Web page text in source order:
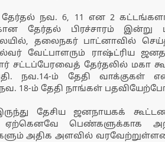
நவ. 6, 11 என 2
தேர்தல் பிரச்சாரம்
தலைநகர் பாட்னாவில்
வேட்பாளரும் ராஷ்ட்ரிய
சட்டப்பேரவைத் தேர்தலில் மகா
நவ.14-ம் தேதி வாக்குகள்
18-ம் தேதி நாங்கள்
தேசிய ஜனநாயகக்
ஏற்கெனவே பெண்களுக்காக
அதிக அளவில்